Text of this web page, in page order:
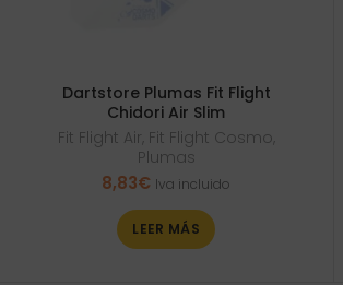
Dartstore Plumas Fit Flight
Chidori Air Slim
Fit Flight Air , Fit Flight Cosmo,
Plumas
8,83€ Iva incluido
LEER MÁS